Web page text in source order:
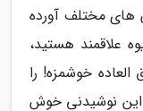
های مختلف آورده
علاقمند هستید،
العاده خوشمزه! را
این نوشیدنی خوش